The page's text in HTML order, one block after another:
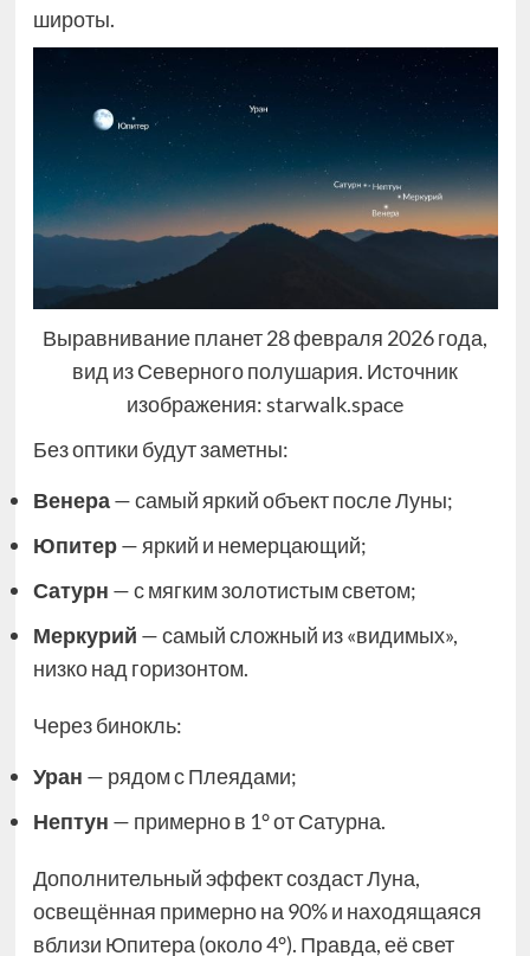
широты.
Выравнивание планет 28 февраля 2026 года,
вид из Северного полушария. Источник
изображения: starwalk.space
Без оптики будут заметны:
Венера— самый яркий объект после Луны;
Юпитер— яркий и немерцающий;
Сатурн — с мягким золотистым светом;
Меркурий — самый сложный из «видимых»,
низко над горизонтом.
Через бинокль:
Уран — рядом с Плеядами;
Нептун — примерно в 1° от Сатурна.
Дополнительный эффект создаст Луна,
освещённая примерно на 90% и находящаяся
вблизи Юпитера (около 4°). Правда, её свет